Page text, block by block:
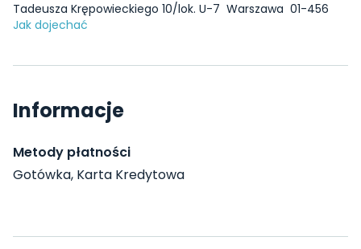
Tadeusza Krępowieckiego 10/lok. U-7 Warszawa 01-456
Jak dojechać
Informacje
Metody płatności
Gotówka, Karta Kredytowa